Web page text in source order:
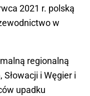
2021 r. polską
w
regionalną
i Węgier i
upadku